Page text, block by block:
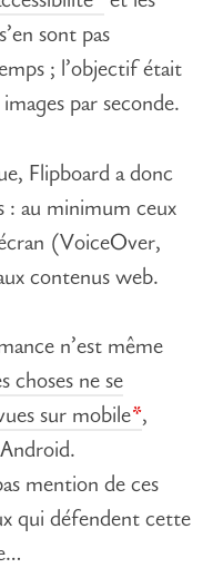
sont pas
; l’objectif était
par seconde.
Flipboard a donc
: au minimum ceux
(VoiceOver,
contenus web.
n’est même
choses ne se
sur mobile ,
mention de ces
qui défendent cette